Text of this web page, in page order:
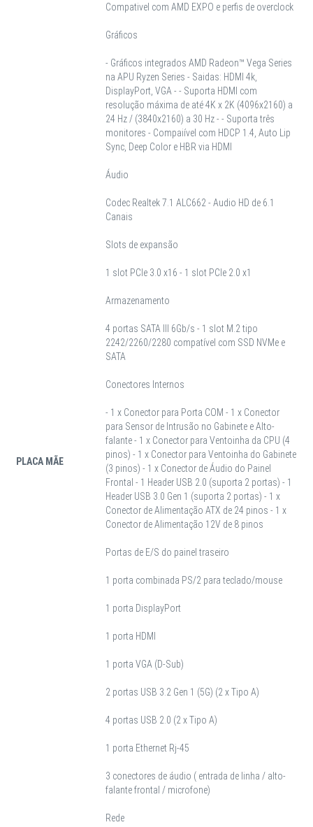
PLACA MÃE
Compativel com AMD EXPO e perfis de overclock
Gráficos
- Gráficos integrados AMD Radeon™ Vega Series
na APU Ryzen Series - Saidas: HDMI 4k,
DisplayPort, VGA - - Suporta HDMI com
resolução máxima de até 4K x 2K (4096x2160) a
24 Hz / (3840x2160) a 30 Hz - - Suporta três
monitores - Compaiível com HDCP 1.4, Auto Lip
Sync, Deep Color e HBR via HDMI
Áudio
Codec Realtek 7.1 ALC662 - Audio HD de 6.1
Canais
Slots de expansão
1 slot PCIe 3.0 x16 - 1 slot PCIe 2.0 x1
Armazenamento
4 portas SATA III 6Gb/s - 1 slot M.2 tipo
2242/2260/2280 compatível com SSD NVMe e
SATA
Conectores Internos
- 1 x Conector para Porta COM - 1 x Conector
para Sensor de Intrusão no Gabinete e Alto-
falante - 1 x Conector para Ventoinha da CPU (4
pinos) - 1 x Conector para Ventoinha do Gabinete
(3 pinos) - 1 x Conector de Áudio do Painel
Frontal - 1 Header USB 2.0 (suporta 2 portas) - 1
Header USB 3.0 Gen 1 (suporta 2 portas) - 1 x
Conector de Alimentação ATX de 24 pinos - 1 x
Conector de Alimentação 12V de 8 pinos
Portas de E/S do painel traseiro
1 porta combinada PS/2 para teclado/mouse
1 porta DisplayPort
1 porta HDMI
1 porta VGA (D-Sub)
2 portas USB 3.2 Gen 1 (5G) (2 x Tipo A)
4 portas USB 2.0 (2 x Tipo A)
1 porta Ethernet Rj-45
3 conectores de áudio ( entrada de linha / alto-
falante frontal / microfone)
Rede